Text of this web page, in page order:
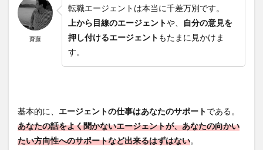
齋藤
転職エージェントは本当に千差万別です。
上から目線のエージェントや、
自分の意見を
押し付けるエージェント もたまに見かけま
す。
基本的に、 エージェントの仕事はあなたのサポート である。
あなたの話をよく聞かないエージェントが、あなたの向かい
たい方向性へのサポートなど出来るはずはない。